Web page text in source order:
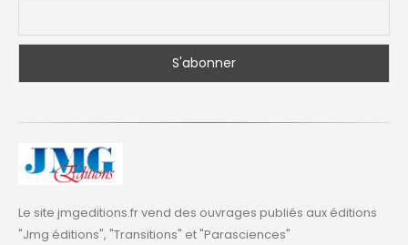
Le site jmgeditions.fr vend des ouvrages publiés aux éditions
"Jmg éditions", "Transitions" et "Parasciences"